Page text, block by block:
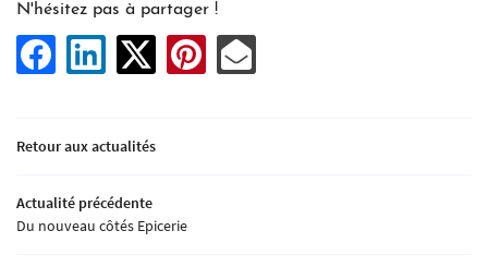
& LÉGUMES
FROMAGERIE
ACTUALITÉS
N'hésitez pas à partager !
Retour aux actualités
Actualité précédente
Du nouveau côtés Epicerie